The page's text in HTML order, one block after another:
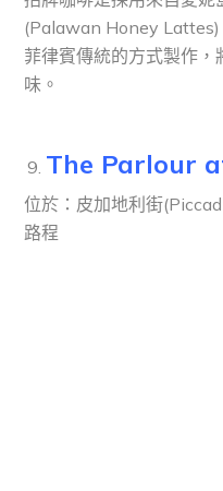
(Palawan Honey Lattes)
菲律賓傳統的方式製作
味。
The Parlour
位於：皮加地利街
路程